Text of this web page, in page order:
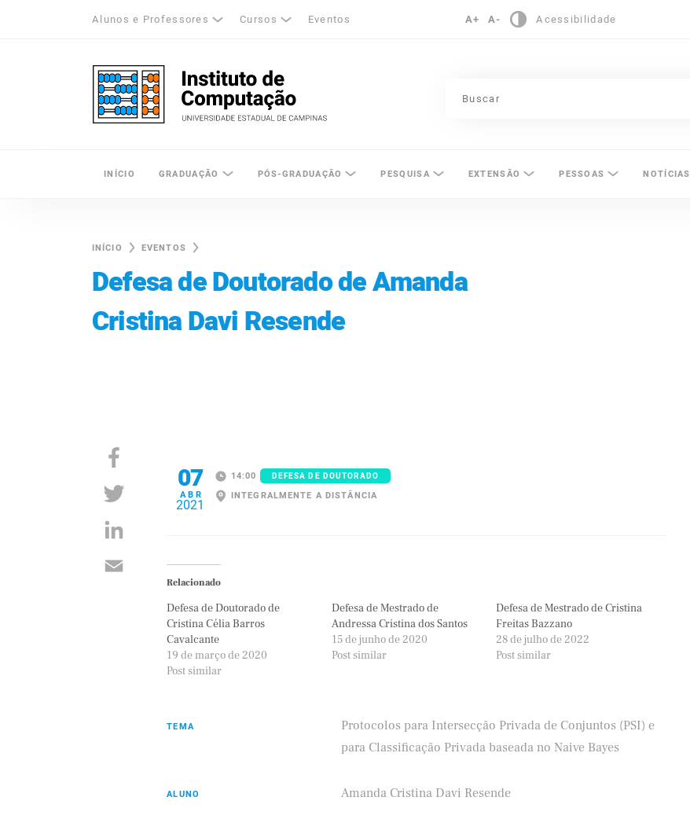
Alunos e Professores Cursos Eventos A+ A- Acessibilidade
Unicamp - Universidade Estadual de Campinas
INÍCIO GRADUAÇÃO PÓS-GRADUAÇÃO PESQUISA EXTENSÃO PESSOAS NOTÍCIAS
INÍCIO EVENTOS
Defesa de Doutorado de Amanda
Cristina Davi Resende
07
ABR
2021
14:00 DEFESA DE DOUTORADO
INTEGRALMENTE A DISTÂNCIA
Relacionado
Defesa de Doutorado de
Cristina Célia Barros
Cavalcante
19 de março de 2020
Post similar
Defesa de Mestrado de
Andressa Cristina dos Santos
15 de junho de 2020
Post similar
Defesa de Mestrado de Cristina
Freitas Bazzano
28 de julho de 2022
Post similar
TEMA
Protocolos para Intersecção Privada de Conjuntos (PSI) e
para Classificação Privada baseada no Naive Bayes
ALUNO Amanda Cristina Davi Resende